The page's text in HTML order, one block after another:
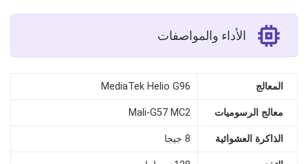
الأداء والمواصفات
المعالج MediaTek Helio G96
معالج الرسوميات Mali-G57 MC2
الذاكرة العشوائية 8 جيجا